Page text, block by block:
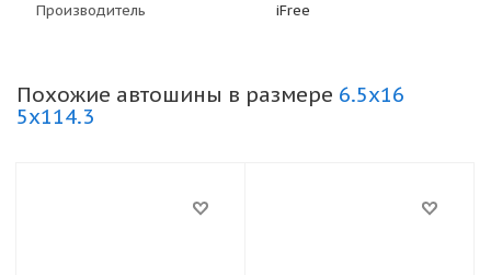
Производитель iFree
Похожие автошины в размере 6.5x16
5x114.3